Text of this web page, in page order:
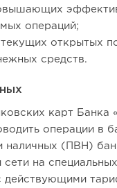
операций;
открытых
средств.
карт Банка «
операции в
наличных (ПВН)
сети на
действующими